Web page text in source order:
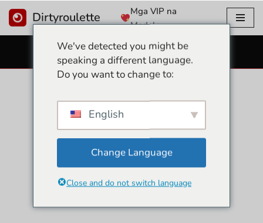
Dirtyroulette
Mga VIP na
Modelo
LIBRENG SEX CAMS
We've detected you might be
speaking a different language.
Do you want to change to:
English
Change Language
Close and do not switch language